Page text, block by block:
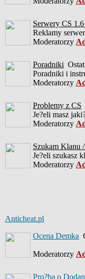
Serwery CS
Reklamy
Moderatorzy
Poradniki
Poradniki i
Moderatorzy
Problemy z CS
Je?eli masz
Moderatorzy
Szukam Klanu
Je?eli szukasz
Moderatorzy
Anticheat.pl
Ocena Demka
Moderatorzy
Pro?ba o